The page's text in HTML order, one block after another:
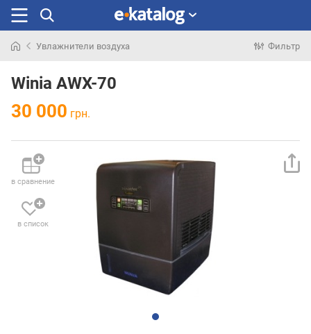
раньше
Увлажнители воздуха Фильтр
Winia AWX-70
30 000 грн.
в сравнение
в список